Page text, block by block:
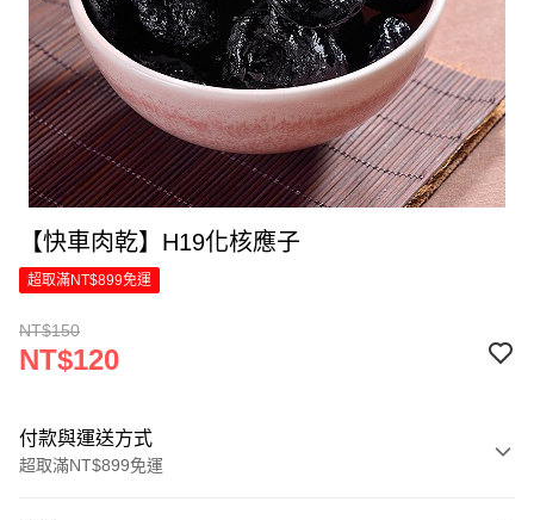
【快車肉乾】H19化核應子
超取滿NT$899免運
NT$150
NT$120
付款與運送方式
超取滿NT$899免運